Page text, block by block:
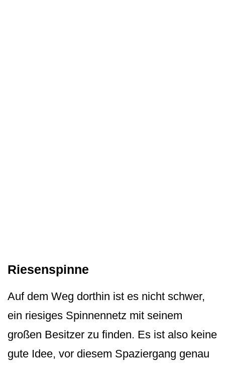
Riesenspinne
Auf dem Weg dorthin ist es nicht schwer,
ein riesiges Spinnennetz mit seinem
großen Besitzer zu finden. Es ist also keine
gute Idee, vor diesem Spaziergang genau